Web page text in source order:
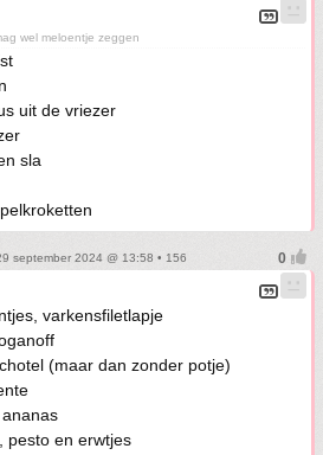
wel meloentje zeggen
uit de vriezer
sla
september 2024 @ 13:58 • 156
varkensfiletlapje
(maar dan zonder potje)
pesto en erwtjes